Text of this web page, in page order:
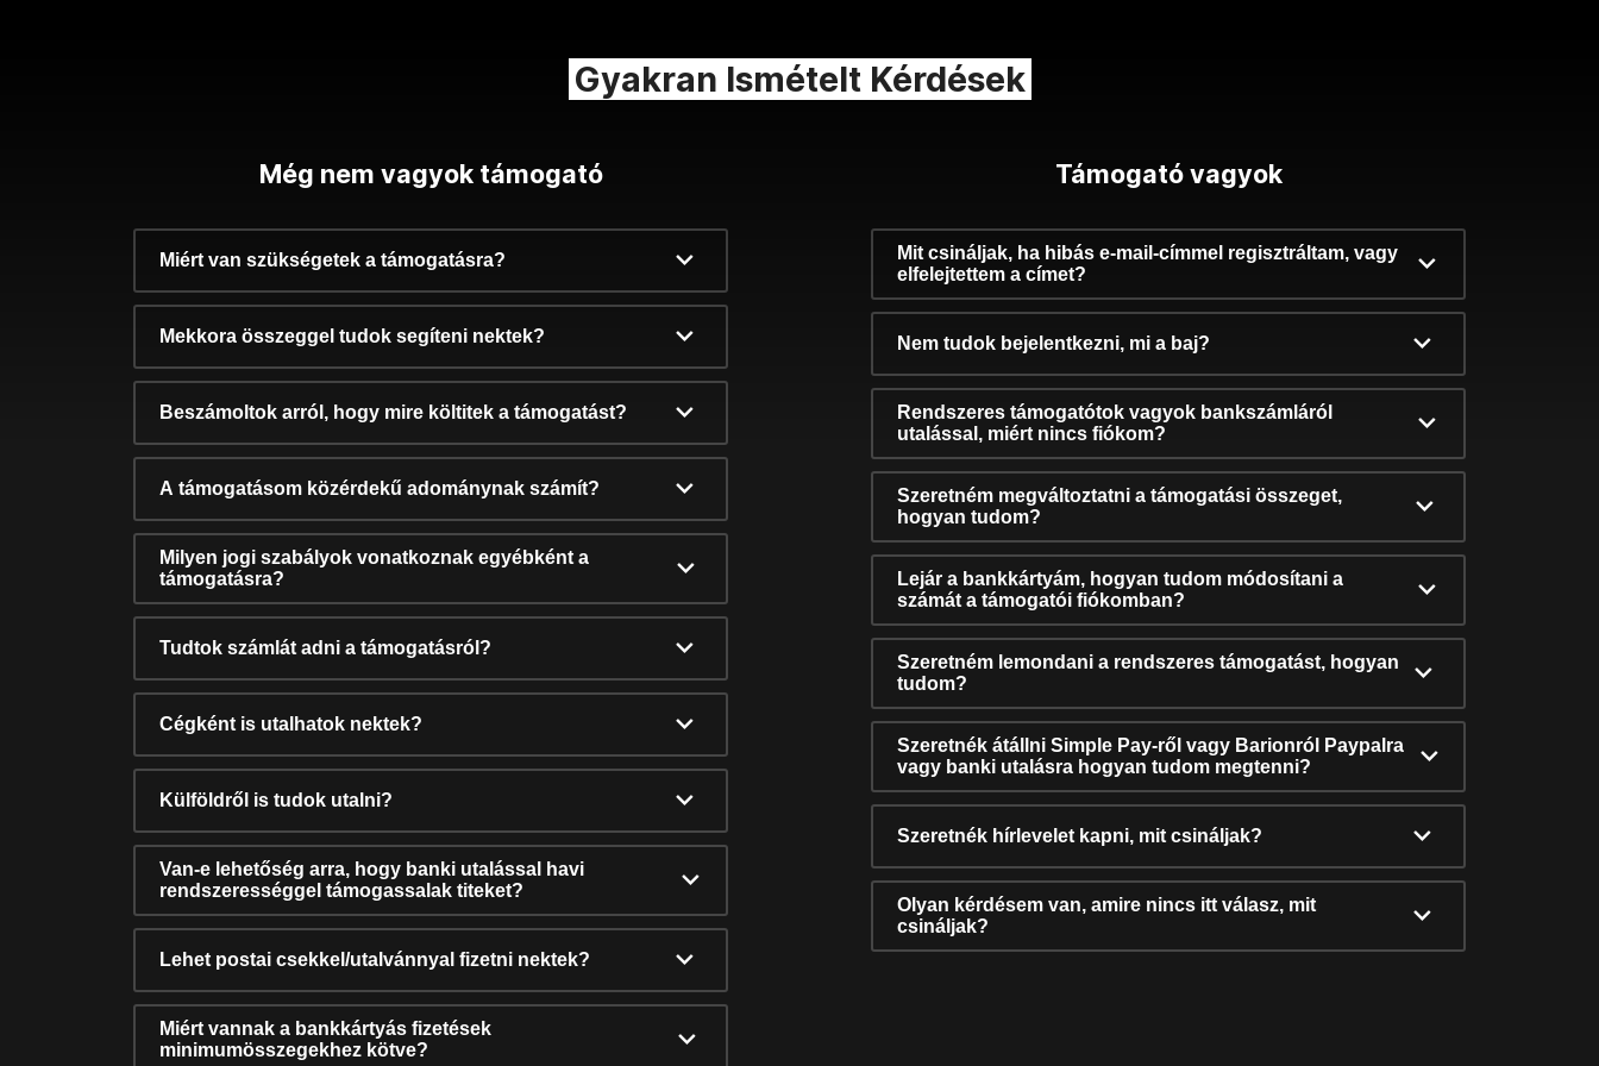
Gyakran Ismételt Kérdések
Még nem vagyok támogató
Miért van szükségetek a támogatásra?
Mekkora összeggel tudok segíteni nektek?
Beszámoltok arról, hogy mire költitek a támogatást?
A támogatásom közérdekű adománynak számít?
Milyen jogi szabályok vonatkoznak egyébként a
támogatásra?
Tudtok számlát adni a támogatásról?
Cégként is utalhatok nektek?
Külföldről is tudok utalni?
Van-e lehetőség arra, hogy banki utalással havi
rendszerességgel támogassalak titeket?
Lehet postai csekkel/utalvánnyal fizetni nektek?
Miért vannak a bankkártyás fizetések
minimumösszegekhez kötve?
Támogató vagyok
Mit csináljak, ha hibás e-mail-címmel regisztráltam, vagy
elfelejtettem a címet?
Nem tudok bejelentkezni, mi a baj?
Rendszeres támogatótok vagyok bankszámláról
utalással, miért nincs fiókom?
Szeretném megváltoztatni a támogatási összeget,
hogyan tudom?
Lejár a bankkártyám, hogyan tudom módosítani a
számát a támogatói fiókomban?
Szeretném lemondani a rendszeres támogatást, hogyan
tudom?
Szeretnék átállni Simple Pay-ről vagy Barionról Paypalra
vagy banki utalásra hogyan tudom megtenni?
Szeretnék hírlevelet kapni, mit csináljak?
Olyan kérdésem van, amire nincs itt válasz, mit
csináljak?